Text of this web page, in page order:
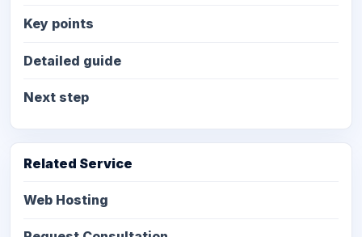
Key points
Detailed guide
Next step
Related Service
Web Hosting